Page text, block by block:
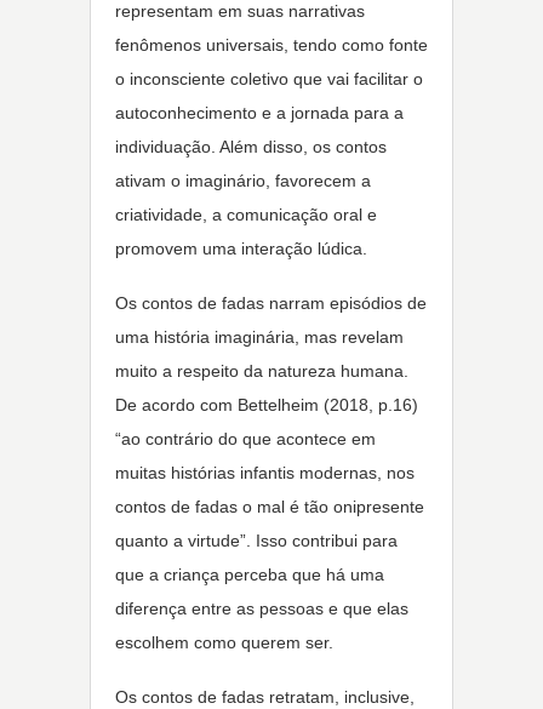
representam em suas narrativas
fenômenos universais, tendo como fonte
o inconsciente coletivo que vai facilitar o
autoconhecimento e a jornada para a
individuação. Além disso, os contos
ativam o imaginário, favorecem a
criatividade, a comunicação oral e
promovem uma interação lúdica.
Os contos de fadas narram episódios de
uma história imaginária, mas revelam
muito a respeito da natureza humana.
De acordo com Bettelheim (2018, p.16)
“ao contrário do que acontece em
muitas histórias infantis modernas, nos
contos de fadas o mal é tão onipresente
quanto a virtude”. Isso contribui para
que a criança perceba que há uma
diferença entre as pessoas e que elas
escolhem como querem ser.
Os contos de fadas retratam, inclusive,